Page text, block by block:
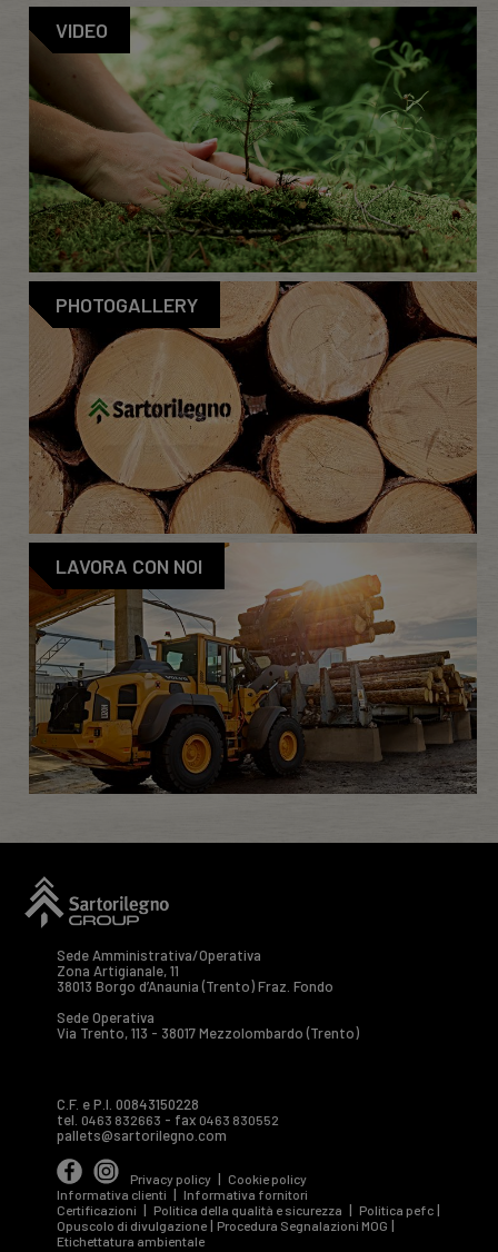
VIDEO
PHOTOGALLERY
LAVORA CON NOI
Sede Amministrativa/Operativa
Zona Artigianale, 11
38013 Borgo d’Anaunia (Trento) Fraz. Fondo
Sede Operativa
Via Trento, 113 - 38017 Mezzolombardo (Trento)
C.F. e P.I. 00843150228
tel. 0463 832663 - fax 0463 830552
pallets@sartorilegno.com
Privacy policy| Cookie policy
Informativa clienti | Informativa fornitori
Certificazioni | Politica della qualità e sicurezza | Politica pefc|
Opuscolo di divulgazione| Procedura Segnalazioni MOG |
Etichettatura ambientale